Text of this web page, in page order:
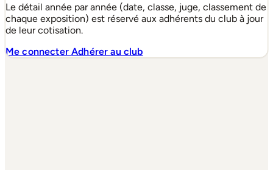
Le détail année par année (date, classe, juge, classement de
chaque exposition) est réservé aux adhérents du club à jour
de leur cotisation.
Me connecterAdhérer au club